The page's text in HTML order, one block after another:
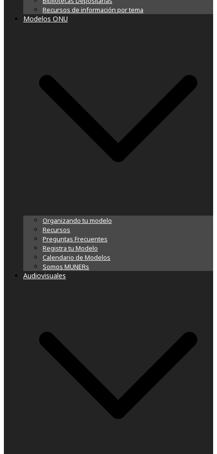
Recursos de información por tema
Modelos ONU
Organizando tu modelo
Recursos
Preguntas Frecuentes
Registra tu Modelo
Calendario de Modelos
Somos MUNERs
Audiovisuales